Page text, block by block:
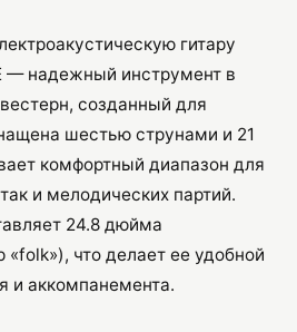
гитару
— надежный инструмент в
созданный для
шестью струнами и 21
комфортный диапазон для
и мелодических партий.
24.8 дюйма
что делает ее удобной
и аккомпанемента.